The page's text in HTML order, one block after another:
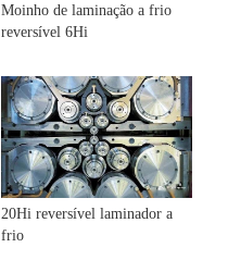
Moinho de laminação a frio
reversível 6Hi
20Hi reversível laminador a
frio